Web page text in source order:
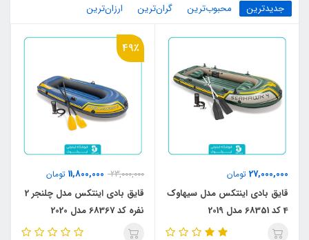
جدیدترین محبوب‌ترین گران‌ترین ارزان‌ترین
27,000,000 تومان
قایق بادی اینتکس مدل سیهاوک
4 کد 68351 مدل 2019
49٪
23,000,000
11,800,000 تومان
قایق بادی اینتکس مدل چلنجر 2
نفره کد 68367 مدل 2020